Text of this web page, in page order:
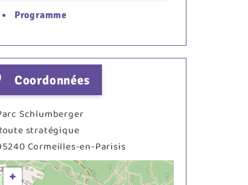
Programme
Coordonnées
Schlumberger
stratégique
Cormeilles-en-Parisis
+